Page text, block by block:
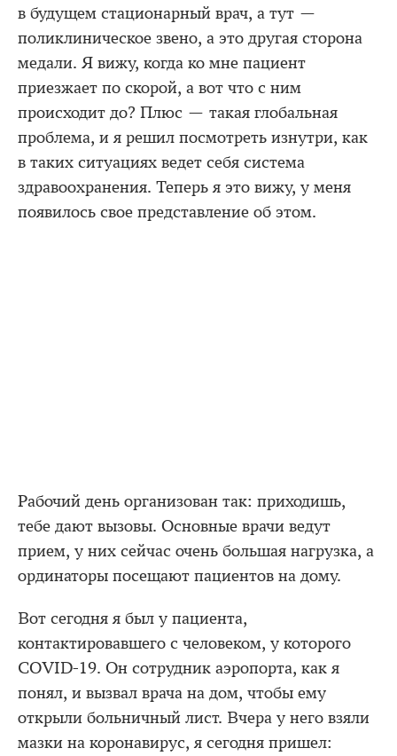
в будущем стационарный врач, а тут —
поликлиническое звено, а это другая сторона
медали. Я вижу, когда ко мне пациент
приезжает по скорой, а вот что с ним
происходит до? Плюс — такая глобальная
проблема, и я решил посмотреть изнутри, как
в таких ситуациях ведет себя система
здравоохранения. Теперь я это вижу, у меня
появилось свое представление об этом.
Рабочий день организован так: приходишь,
тебе дают вызовы. Основные врачи ведут
прием, у них сейчас очень большая нагрузка, а
ординаторы посещают пациентов на дому.
Вот сегодня я был у пациента,
контактировавшего с человеком, у которого
COVID-19. Он сотрудник аэропорта, как я
понял, и вызвал врача на дом, чтобы ему
открыли больничный лист. Вчера у него взяли
мазки на коронавирус, я сегодня пришел: